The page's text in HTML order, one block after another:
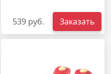
539 руб. Заказать